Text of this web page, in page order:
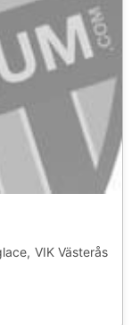
VIK Västerås